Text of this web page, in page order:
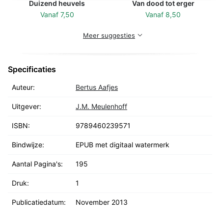
Duizend heuvels
Vanaf 7,50
Van dood tot erger
Vanaf 8,50
Meer suggesties
Specificaties
Auteur: Bertus Aafjes
Uitgever: J.M. Meulenhoff
ISBN: 9789460239571
Bindwijze: EPUB met digitaal watermerk
Aantal Pagina's: 195
Druk: 1
Publicatiedatum: November 2013